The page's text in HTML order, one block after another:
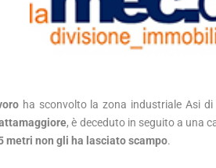
ha sconvolto la zona industriale Asi di
, è deceduto in seguito a una
metri non gli ha lasciato scampo.